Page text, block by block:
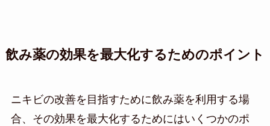
飲み薬の効果を最大化するためのポイント
ニキビの改善を目指すために飲み薬を利用する場
合、その効果を最大化するためにはいくつかのポ